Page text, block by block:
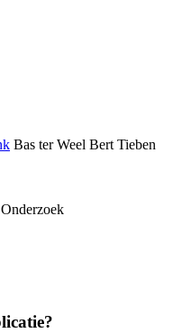
Bas ter Weel Bert Tieben